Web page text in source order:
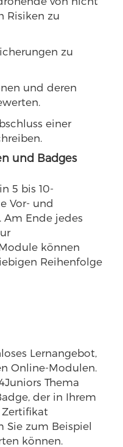
Risiken zu
zu
und deren
einer
und Badges
5 bis 10-
Vor- und
Am Ende jedes
können
Reihenfolge
Lernangebot,
Online-Modulen.
Thema
der in Ihrem
Zertifikat
zum Beispiel
können.